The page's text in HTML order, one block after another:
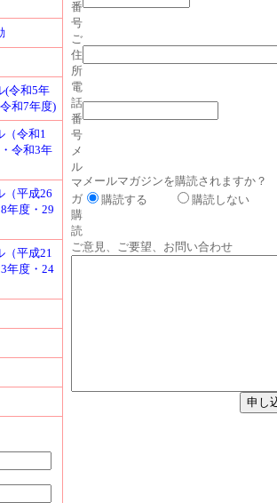
(令和5年
和7年度)
（令和1
令和3年
（平成26
年度・29
（平成21
年度・24
番
号
ご
住
所
電
話
番
号
メ
ル
マ
ガ
購
読
メールマガジンを購読されますか？
購読する
購読しない
ご意見、ご要望、お問い合わせ